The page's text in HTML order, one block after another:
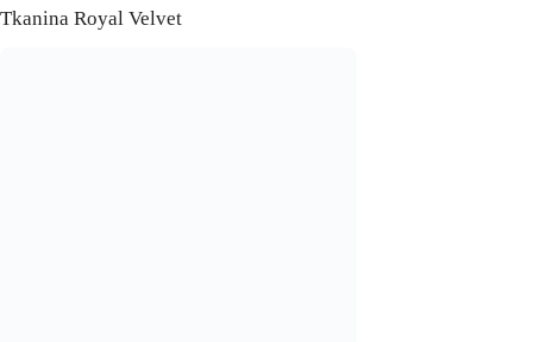
Tkanina Royal Velvet